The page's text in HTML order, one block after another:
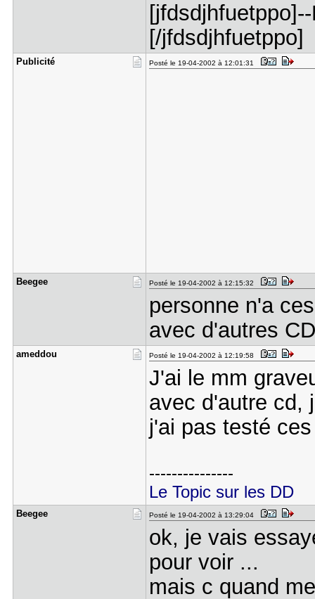
[/jfdsdjhfuetppo]
Publicité Posté le 19-04-2002 à 12:01:31
Beegee Posté le 19-04-2002 à 12:15:32
personne n'a
avec d'autres
ameddou Posté le 19-04-2002 à 12:19:58
J'ai le mm
avec d'autre cd,
j'ai pas testé
---------------
Le Topic sur les DD
Beegee Posté le 19-04-2002 à 13:29:04
ok, je vais
pour voir ...
mais c quand